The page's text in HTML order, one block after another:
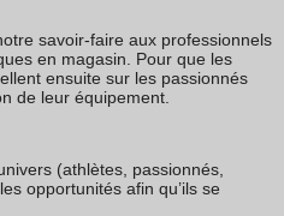
savoir-faire aux professionnels
en magasin. Pour que les
ensuite sur les passionnés
de leur équipement.
(athlètes, passionnés,
opportunités afin qu’ils se